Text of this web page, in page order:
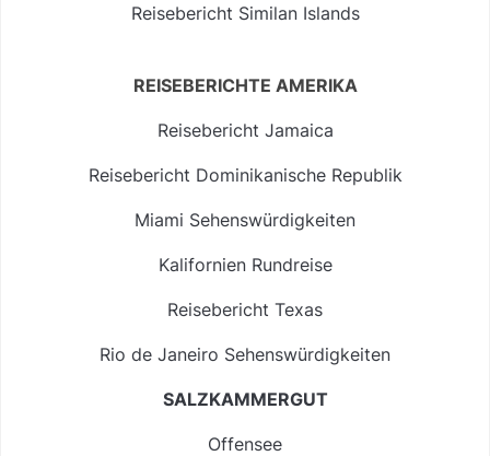
Reisebericht Similan Islands
REISEBERICHTE AMERIKA
Reisebericht Jamaica
Reisebericht Dominikanische Republik
Miami Sehenswürdigkeiten
Kalifornien Rundreise
Reisebericht Texas
Rio de Janeiro Sehenswürdigkeiten
SALZKAMMERGUT
Offensee